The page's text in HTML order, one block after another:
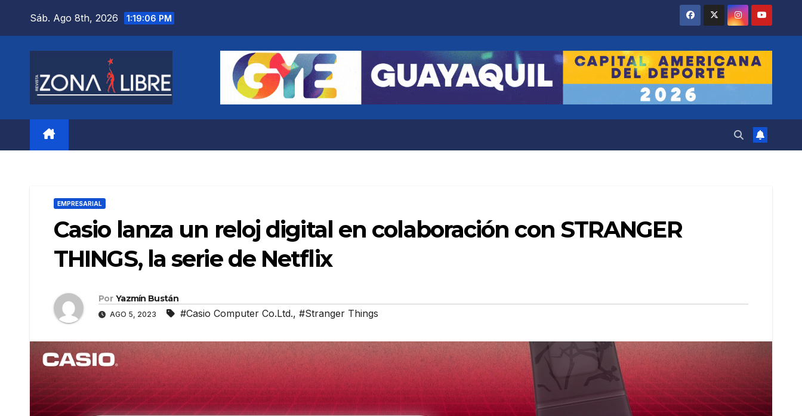
Sáb. Ago 8th, 2026 1:19:07 PM
EMPRESARIAL
Casio lanza un reloj digital en colaboración con STRANGER
THINGS, la serie de Netflix
Por Yazmín Bustán
AGO 5, 2023 #Casio Computer Co.Ltd., #Stranger Things